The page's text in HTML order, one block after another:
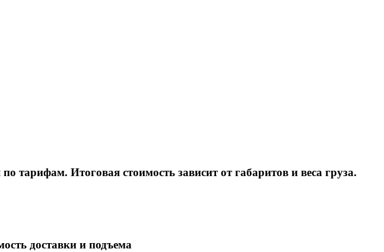
тарифам. Итоговая стоимость зависит от габаритов и веса груза.
доставки и подъема